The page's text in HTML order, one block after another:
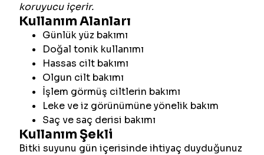
koruyucu içerir.
Kullanım Alanları
Günlük yüz bakımı
Doğal tonik kullanımı
Hassas cilt bakımı
Olgun cilt bakımı
İşlem görmüş ciltlerin bakımı
Leke ve iz görünümüne yönelik bakım
Saç ve saç derisi bakımı
Kullanım Şekli
Bitki suyunu gün içerisinde ihtiyaç duyduğunuz